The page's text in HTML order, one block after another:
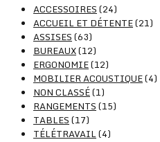
ACCESSOIRES(24)
ACCUEIL ET DÉTENTE(21)
ASSISES(63)
BUREAUX(12)
ERGONOMIE(12)
MOBILIER ACOUSTIQUE(4)
NON CLASSÉ(1)
RANGEMENTS(15)
TABLES(17)
TÉLÉTRAVAIL(4)